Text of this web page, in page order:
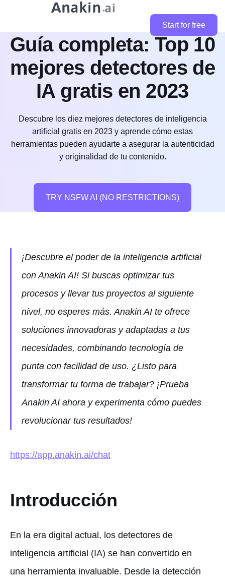
Start for free
Guía completa: Top 10
mejores detectores de
IA gratis en 2023
Descubre los diez mejores detectores de inteligencia
artificial gratis en 2023 y aprende cómo estas
herramientas pueden ayudarte a asegurar la autenticidad
y originalidad de tu contenido.
TRY NSFW AI (NO RESTRICTIONS)
¡Descubre el poder de la inteligencia artificial
con Anakin AI! Si buscas optimizar tus
procesos y llevar tus proyectos al siguiente
nivel, no esperes más. Anakin AI te ofrece
soluciones innovadoras y adaptadas a tus
necesidades, combinando tecnología de
punta con facilidad de uso. ¿Listo para
transformar tu forma de trabajar? ¡Prueba
Anakin AI ahora y experimenta cómo puedes
revolucionar tus resultados!
https://app.anakin.ai/chat
Introducción
En la era digital actual, los detectores de
inteligencia artificial (IA) se han convertido en
una herramienta invaluable. Desde la detección